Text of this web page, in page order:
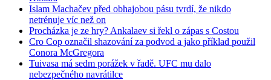
Islam Machačev před obhajobou pásu tvrdí, že nikdo
netrénuje víc než on
Procházka je ze hry? Ankalaev si řekl o zápas s Costou
Cro Cop označil shazování za podvod a jako příklad použil
Conora McGregora
Tuivasa má sedm porážek v řadě. UFC mu dalo
nebezpečného navrátilce